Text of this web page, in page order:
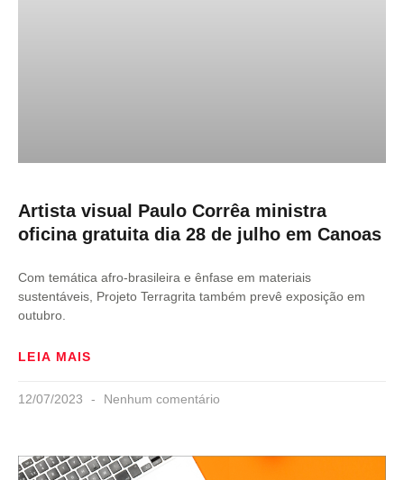
Artista visual Paulo Corrêa ministra
oficina gratuita dia 28 de julho em Canoas
Com temática afro-brasileira e ênfase em materiais
sustentáveis, Projeto Terragrita também prevê exposição em
outubro.
LEIA MAIS
12/07/2023 Nenhum comentário